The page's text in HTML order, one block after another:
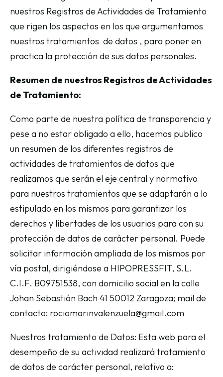
nuestros Registros de Actividades de Tratamiento
que rigen los aspectos en los que argumentamos
nuestros tratamientos de datos , para poner en
practica la protección de sus datos personales.
Resumen de nuestros Registros de Actividades
de Tratamiento:
Como parte de nuestra política de transparencia y
pese a no estar obligado a ello, hacemos publico
un resumen de los diferentes registros de
actividades de tratamientos de datos que
realizamos que serán el eje central y normativo
para nuestros tratamientos que se adaptarán a lo
estipulado en los mismos para garantizar los
derechos y libertades de los usuarios para con su
protección de datos de carácter personal. Puede
solicitar información ampliada de los mismos por
vía postal, dirigiéndose a HIPOPRESSFIT, S.L.
C.I.F. B09751538, con domicilio social en la calle
Johan Sebastián Bach 41 50012 Zaragoza; mail de
contacto: rociomarinvalenzuela@gmail.com
Nuestros tratamiento de Datos: Esta web para el
desempeño de su actividad realizará tratamiento
de datos de carácter personal, relativo a: